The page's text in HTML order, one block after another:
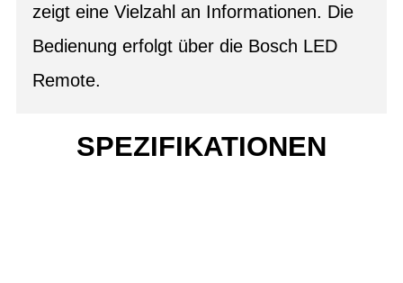
zeigt eine Vielzahl an Informationen. Die
Bedienung erfolgt über die Bosch LED
Remote.
SPEZIFIKATIONEN